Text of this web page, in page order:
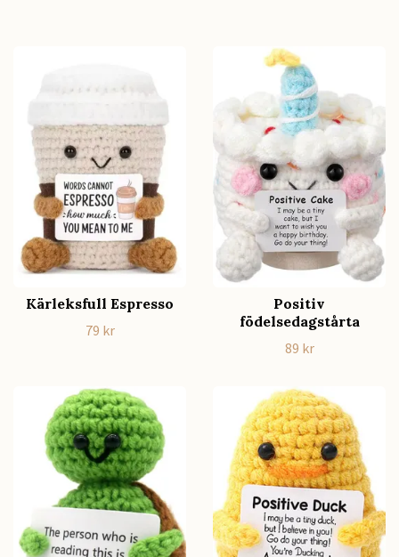
Kärleksfull Espresso
79 kr
Positiv
födelsedagstårta
89 kr